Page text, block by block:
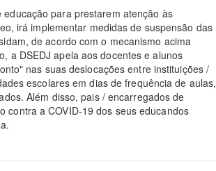
para prestarem atenção às
irá implementar medidas de suspensão das
de acordo com o mecanismo acima
a DSEDJ apela aos docentes e alunos
nas suas deslocações entre instituições /
escolares em dias de frequência de aulas,
Além disso, pais / encarregados de
contra a COVID-19 dos seus educandos